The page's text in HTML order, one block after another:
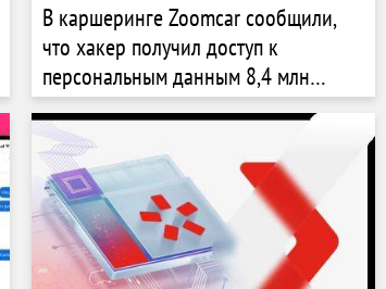
В каршеринге Zoomcar сообщили,
что хакер получил доступ к
персональным данным 8,4 млн
пользователей